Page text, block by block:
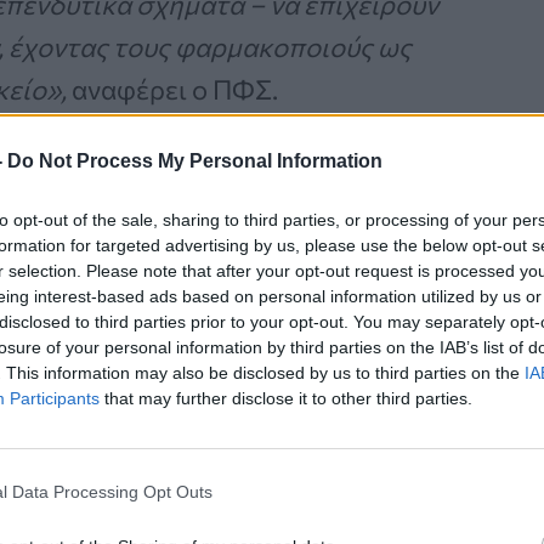
Do Not Process My Personal Information
opt-out of the sale, sharing to third parties, or processing of your
for targeted advertising by us, please use the below opt-out
selection. Please note that after your opt-out request is processed
interest-based ads based on personal information utilized by us
to third parties prior to your opt-out. You may separately
of your personal information by third parties on the IAB’s list of
This information may also be disclosed by us to third parties on the
Participants that may further disclose it to other third parties.
Data Processing Opt Outs
τους φαρμακοποιούς ως
αναφέρει ο ΠΦΣ.
Καρκίνος Προστάτη:
Νέα Ελάχιστα
Επεμβατική Εστιακή
Θεραπεία με NanoKnife